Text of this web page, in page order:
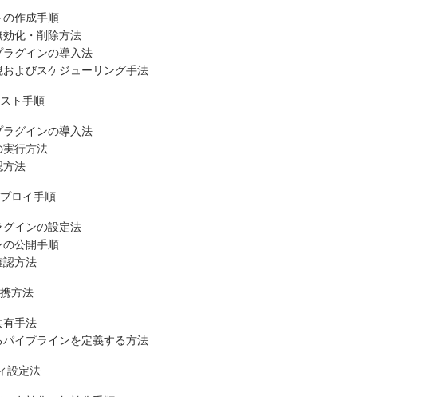
作成手順
化・削除方法
グインの導入法
よびスケジューリング手法
ト手順
グインの導入法
行方法
方法
ロイ手順
インの設定法
公開手順
方法
方法
手法
イプラインを定義する方法
設定法